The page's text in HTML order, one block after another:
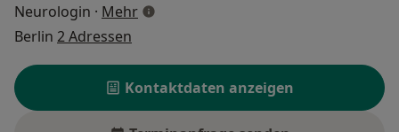
Neurologin · Mehrüber Spezialisierungen
Berlin 2 Adressen
Kontaktdaten anzeigen